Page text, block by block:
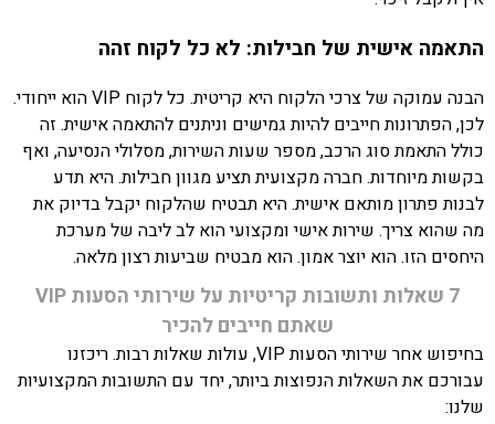
התאמה אישית של חבילות: לא כל לקוח זהה
הבנה עמוקה של צרכי הלקוח היא קריטית. כל לקוח VIP הוא ייחודי.
לכן, הפתרונות חייבים להיות גמישים וניתנים להתאמה אישית. זה
כולל התאמת סוג הרכב, מספר שעות השירות, מסלולי הנסיעה, ואף
בקשות מיוחדות. חברה מקצועית תציע מגוון חבילות. היא תדע
לבנות פתרון מותאם אישית. היא תבטיח שהלקוח יקבל בדיוק את
מה שהוא צריך. שירות אישי ומקצועי הוא לב ליבה של מערכת
היחסים הזו. הוא יוצר אמון. הוא מבטיח שביעות רצון מלאה.
7 שאלות ותשובות קריטיות על שירותי הסעות VIP
שאתם חייבים להכיר
בחיפוש אחר שירותי הסעות VIP, עולות שאלות רבות. ריכזנו
עבורכם את השאלות הנפוצות ביותר, יחד עם התשובות המקצועיות
שלנו: